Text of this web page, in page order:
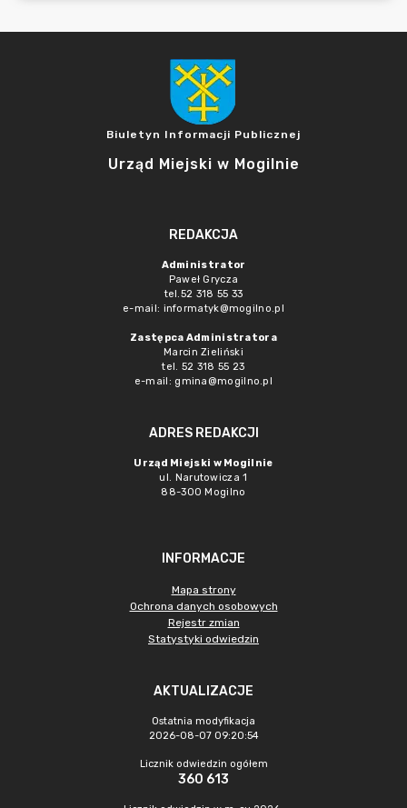
Biuletyn Informacji Publicznej
Urząd Miejski w Mogilnie
REDAKCJA
Administrator
Paweł Grycza
tel.52 318 55 33
e-mail: informatyk@mogilno.pl
Zastępca Administratora
Marcin Zieliński
tel. 52 318 55 23
e-mail: gmina@mogilno.pl
ADRES REDAKCJI
Urząd Miejski w Mogilnie
ul. Narutowicza 1
88-300 Mogilno
INFORMACJE
Mapa strony
Ochrona danych osobowych
Rejestr zmian
Statystyki odwiedzin
AKTUALIZACJE
Ostatnia modyfikacja
2026-08-07 09:20:54
Licznik odwiedzin ogółem
360 613